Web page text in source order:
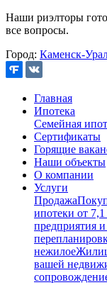
Наши риэлторы
все вопросы.
Город: Каменск-
Главная
Ипотека
Семейная
Сертификаты
Горящие
Наши объекты
О компании
Услуги
Продажа
ипотеки от 7,1
предприятия и
нежилое
вашей